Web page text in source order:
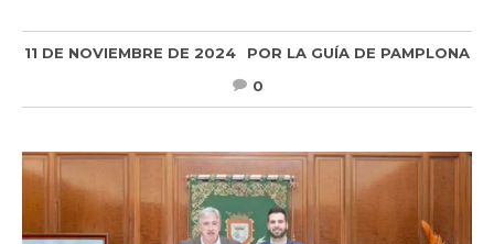
11 DE NOVIEMBRE DE 2024 POR LA GUÍA DE PAMPLONA
0